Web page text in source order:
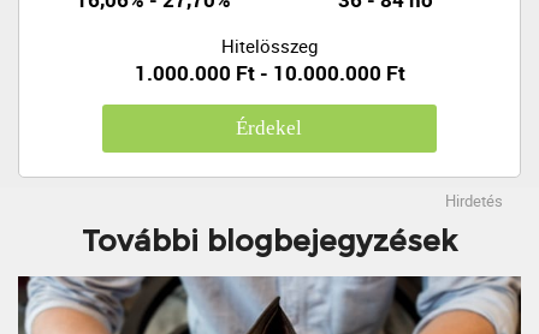
Hitelösszeg
1.000.000 Ft - 10.000.000 Ft
Érdekel
Hirdetés
További blogbejegyzések